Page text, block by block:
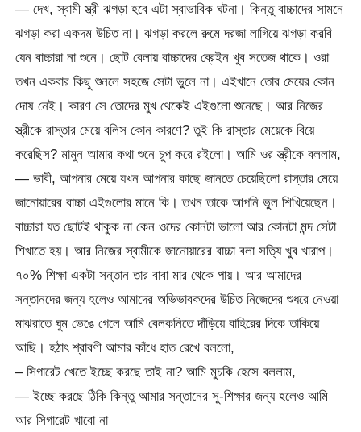
— দেখ, স্বামী স্ত্রী ঝগড়া হবে এটা স্বাভাবিক ঘটনা। কিন্তু বাচ্চাদের সামনে
ঝগড়া করা একদম উচিত না। ঝগড়া করলে রুমে দরজা লাগিয়ে ঝগড়া করবি
যেন বাচ্চারা না শুনে। ছোট বেলায় বাচ্চাদের ব্রেইন খুব সতেজ থাকে। ওরা
তখন একবার কিছু শুনলে সহজে সেটা ভুলে না। এইখানে তোর মেয়ের কোন
দোষ নেই। কারণ সে তোদের মুখ থেকেই এইগুলো শুনেছে। আর নিজের
স্ত্রীকে রাস্তার মেয়ে বলিস কোন কারণে? তুই কি রাস্তার মেয়েকে বিয়ে
করেছিস? মামুন আমার কথা শুনে চুপ করে রইলো। আমি ওর স্ত্রীকে বললাম,
— ভাবী, আপনার মেয়ে যখন আপনার কাছে জানতে চেয়েছিলো রাস্তার মেয়ে
জানোয়ারের বাচ্চা এইগুলোর মানে কি। তখন তাকে আপনি ভুল শিখিয়েছেন।
বাচ্চারা যত ছোটই থাকুক না কেন ওদের কোনটা ভালো আর কোনটা মন্দ সেটা
শিখাতে হয়। আর নিজের স্বামীকে জানোয়ারের বাচ্চা বলা সত্যি খুব খারাপ।
৭০% শিক্ষা একটা সন্তান তার বাবা মার থেকে পায়। আর আমাদের
সন্তানদের জন্য হলেও আমাদের অভিভাবকদের উচিত নিজেদের শুধরে নেওয়া
মাঝরাতে ঘুম ভেঙে গেলে আমি বেলকনিতে দাঁড়িয়ে বাহিরের দিকে তাকিয়ে
আছি। হঠাৎ শ্রাবণী আমার কাঁধে হাত রেখে বললো,
– সিগারেট খেতে ইচ্ছে করছে তাই না? আমি মুচকি হেসে বললাম,
— ইচ্ছে করছে ঠিকি কিন্তু আমার সন্তানের সু-শিক্ষার জন্য হলেও আমি
আর সিগারেট খাবো না